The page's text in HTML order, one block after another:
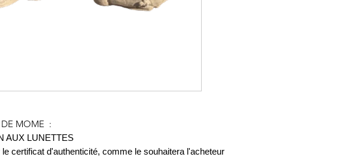
DE MOME :
AUX LUNETTES
certificat d'authenticité, comme le souhaitera l'acheteur